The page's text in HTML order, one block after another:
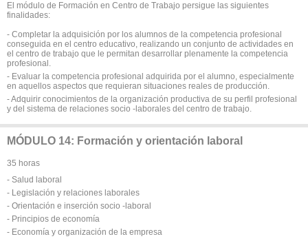
El módulo de Formación en Centro de Trabajo persigue las siguientes
finalidades:
- Completar la adquisición por los alumnos de la competencia profesional
conseguida en el centro educativo, realizando un conjunto de actividades en
el centro de trabajo que le permitan desarrollar plenamente la competencia
profesional.
- Evaluar la competencia profesional adquirida por el alumno, especialmente
en aquellos aspectos que requieran situaciones reales de producción.
- Adquirir conocimientos de la organización productiva de su perfil profesional
y del sistema de relaciones socio -laborales del centro de trabajo.
MÓDULO 14: Formación y orientación laboral
35 horas
- Salud laboral
- Legislación y relaciones laborales
- Orientación e inserción socio -laboral
- Principios de economía
- Economía y organización de la empresa